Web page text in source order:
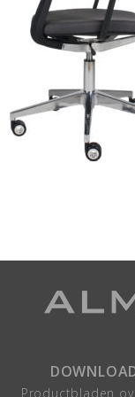
Productbladen